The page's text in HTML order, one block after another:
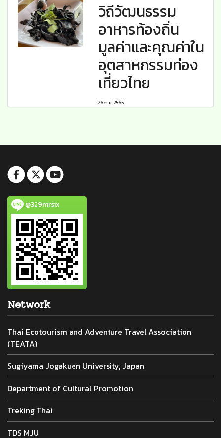
วิถีวัฒนธรรม
อาหารท้องถิ่น
มูลค่าและคุณค่าใน
อุตสาหกรรมท่อง
เที่ยวไทย
26 ก.ย. 2565
@329mrsix
Network
Thai Ecotourism and Adventure Travel Association
(TEATA)
Sugiyama Jogakuen University, Japan
Department of Cultural Promotion
Treking Thai
TDS MJU